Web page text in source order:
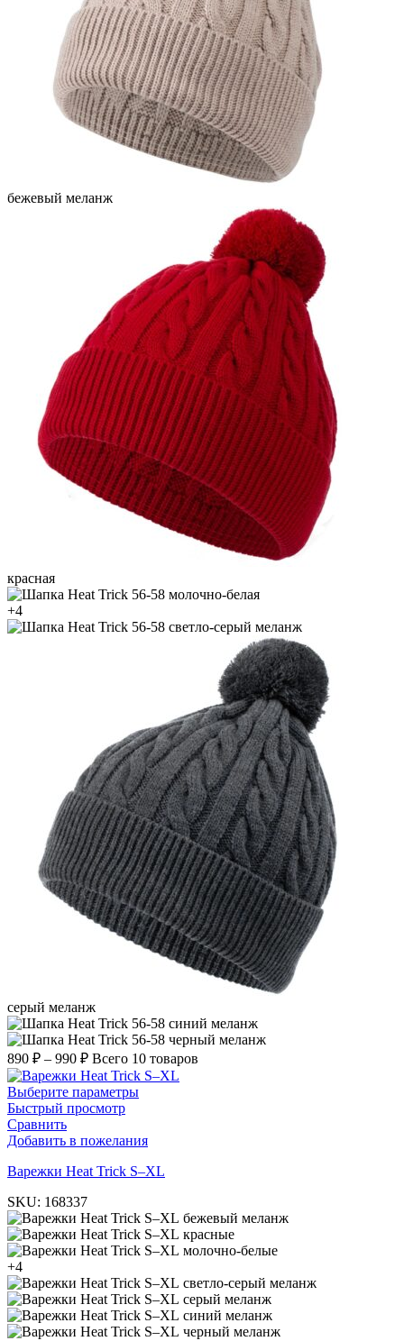
бежевый меланж
красная
молочно-белая
+4
светло-серый меланж
серый меланж
синий меланж
черный меланж
890 ₽ – 990 ₽ Всего 10 товаров
Выберите параметры
Быстрый просмотр
Сравнить
Добавить в пожелания
Варежки Heat Trick S–XL
SKU: 168337
бежевый меланж
красные
молочно-белые
+4
светло-серый меланж
серый меланж
синий меланж
черный меланж